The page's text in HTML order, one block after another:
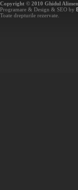
Copyright © 2010 Ghidul
Programare & Design & SEO by
Toate drepturile rezervate.